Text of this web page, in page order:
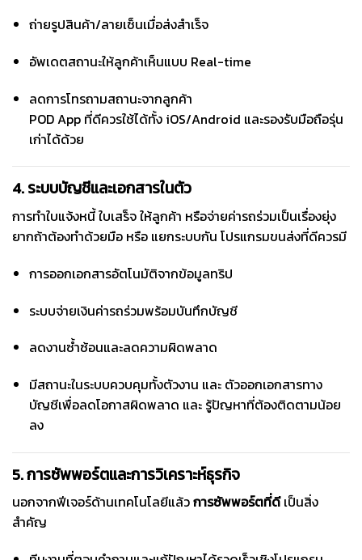
ถ่ายรูปสินค้า/ลายเซ็นเมื่อส่งสำเร็จ
อัพเดตสถานะให้ลูกค้าเห็นแบบ Real-time
ลดการโทรถามสถานะจากลูกค้า
POD App ที่ดีควรใช้ได้ทั้ง iOS/Android และรองรับมือถือรุ่น
เก่าได้ด้วย
4. ระบบบัญชีและเอกสารในตัว
การทำใบแจ้งหนี้ ใบเสร็จ ให้ลูกค้า หรือจ่ายค่ารถร่วมเป็นเรื่องยุ่ง
ยากถ้าต้องทำด้วยมือ หรือ แยกระบบกัน โปรแกรมขนส่งที่ดีควรมี
การออกเอกสารอัตโนมัติจากข้อมูลทริป
ระบบจ่ายเงินค่ารถร่วมพร้อมบันทึกบัญชี
ลดงานซ้ำซ้อนและลดความผิดพลาด
มีสถานะในระบบควบคุมทั้งตัวงาน และ ตัวออกเอกสารทาง
บัญชีเพื่อลดโอกาสผิดพลาด และ รู้ปัญหาที่ต้องติดตามน้อย
ลง
5. การซัพพอร์ตและการวิเคราะห์ธุรกิจ
นอกจากฟีเจอร์ด้านเทคโนโลยีแล้วการซัพพอร์ตที่ดีเป็นสิ่ง
สำคัญ